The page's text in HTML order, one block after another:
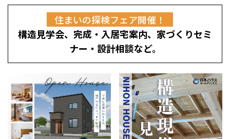
高断熱・高気密の家
エネルギー自給自足
感謝訪問・長期保証
直営工事
1000年を超えて生きる檜
知られざる檜の効果・作用
理想の木材「檜」
グレートステージ
平屋の家
外観・インテリア集
リフォーム トップ
選ばれる理由
リフォームの流れ
賃貸併用住宅のメリット
安心のサポートシステム
分譲住宅・土地
分譲マンション
住まいの探検フェア開催！
構造見学会、完成・入居宅案内、家づくりセミ
ナー・設計相談など。